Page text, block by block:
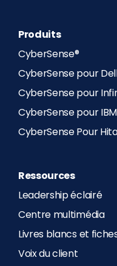
Produits
CyberSense®
CyberSense pour
CyberSense pour
CyberSense pour
CyberSense Pour
Ressources
Leadership éclairé
Centre multimédia
Livres blancs et
Voix du client